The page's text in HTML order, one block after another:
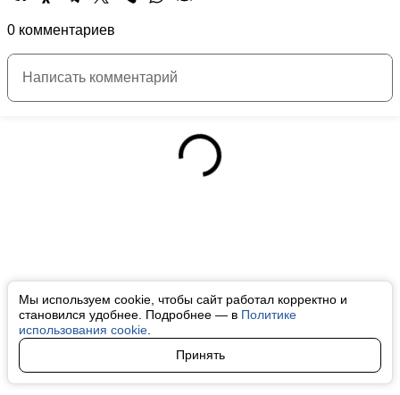
Мы используем cookie, чтобы сайт работал корректно и
становился удобнее. Подробнее — в Политике
использования cookie
Принять
0 комментариев